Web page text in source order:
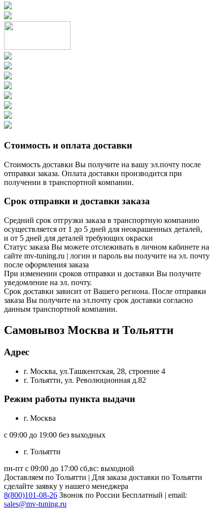
Стоимость и оплата доставки
Стоимость доставки Вы получите на вашу эл.почту после
отправки заказа. Оплата доставки производится при
получении в транспортной компании.
Срок отправки и доставки заказа
Средний срок отгрузки заказа в транспортную компанию
осуществляется от 1 до 5 дней для неокрашенных деталей,
и от 5 дней для деталей требующих окраски
Статус заказа Вы можете отслеживать в личном кабинете на
сайте mv-tuning.ru | логин и пароль вы получите на эл. почту
после оформления заказа
При изменении сроков отправки и доставки Вы получите
уведомление на эл. почту.
Срок доставки зависит от Вашего региона. После отправки
заказа Вы получите на эл.почту срок доставки согласно
данным транспортной компании.
Самовывоз Москва и Тольятти
Адрес
г. Москва, ул.Ташкентская, 28, строение 4
г. Тольятти, ул. Революционная д.82
Режим работы пункта выдачи
г. Москва
с 09:00 до 19:00 без выходных
г. Тольятти
пн-пт с 09:00 до 17:00 сб,вс: выходной
Доставляем по Тольятти | Для заказа доставки по Тольятти
сделайте заявку у нашего менеджера
8(800)101-08-26 Звонок по России Бесплатный | email:
sales@mv-tuning.ru